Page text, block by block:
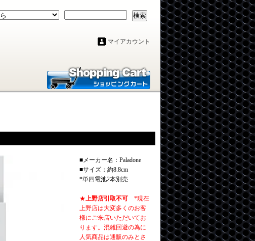
検索
マイアカウント
■メーカー名：Paladone
■サイズ：約8.8cm
*単四電池2本別売
★上野店引取不可 *現在
上野店は大変多くのお客
様にご来店いただいてお
ります。混雑回避の為に
人気商品は通販のみとさ